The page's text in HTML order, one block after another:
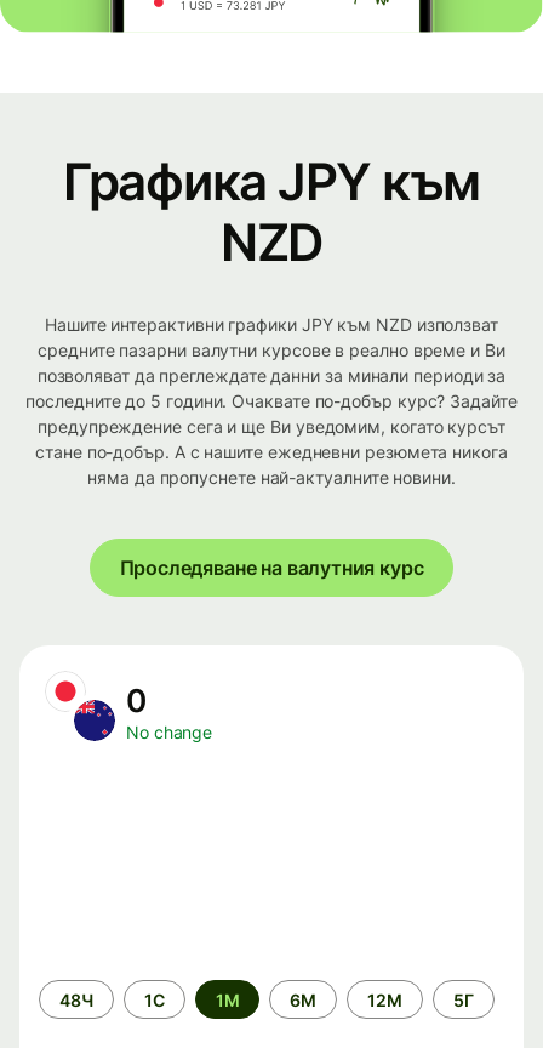
Графика JPY към
NZD
Нашите интерактивни графики JPY към NZD използват
средните пазарни валутни курсове в реално време и Ви
позволяват да преглеждате данни за минали периоди за
последните до 5 години. Очаквате по-добър курс? Задайте
предупреждение сега и ще Ви уведомим, когато курсът
стане по-добър. А с нашите ежедневни резюмета никога
няма да пропуснете най-актуалните новини.
Проследяване на валутния курс
0
No change
Time
period
48Ч 1С 1М 6М 12М 5Г